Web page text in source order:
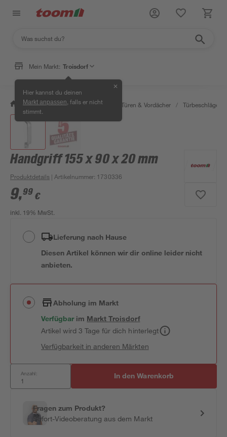
Mein Markt: Troisdorf
Hier kannst du deinen
Markt anpassen , falls er nicht
stimmt.
✕
/ Bauen & Renovieren / Fenster, Türen & Vordächer / Türbeschläge
Handgriff 155 x 90 x 20 mm
Produktdetails | Artikelnummer: 1730336
9,99 €
inkl. 19% MwSt.
Lieferung nach Hause
Diesen Artikel können wir dir online leider nicht
anbieten.
Abholung im Markt
Verfügbar im MarktTroisdorf
Artikel wird 3 Tage für dich hinterlegt
Verfügbarkeit in anderen Märkten
Anzahl: In den Warenkorb
Fragen zum Produkt?
Sofort-Videoberatung aus dem Markt